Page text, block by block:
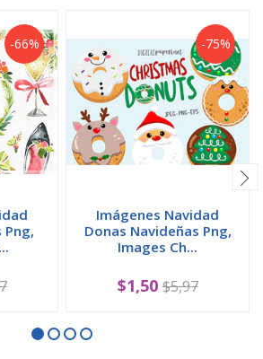
-66%
Png,
-75%
Imágenes Navidad
Donas Navideñas Png,
Images Ch...
$1,50 $5,97